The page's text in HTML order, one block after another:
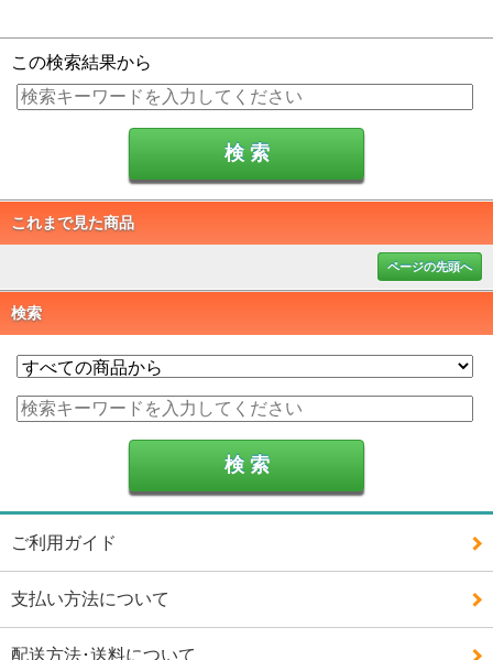
この検索結果から
これまで見た商品
ページの先頭へ
検索
ご利用ガイド
支払い方法について
配送方法･送料について